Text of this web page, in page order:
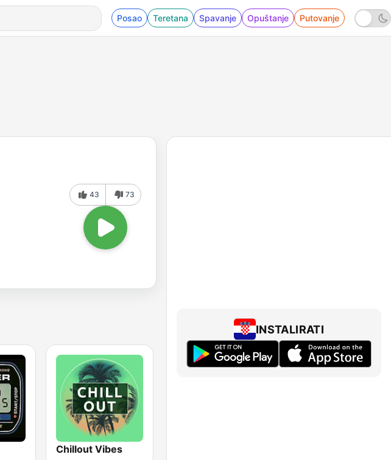
Posao Teretana Spavanje Opuštanje Putovanje
43 73
Chillout Vibes
INSTALIRATI